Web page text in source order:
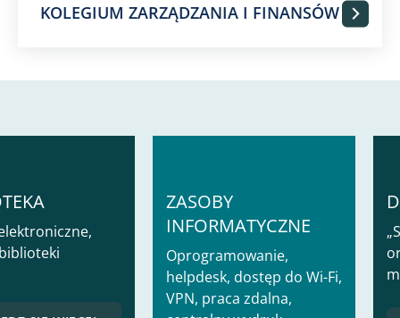
KOLEGIUM ZARZĄDZANIA I FINANSÓW
ZASOBY
INFORMATYCZNE
Oprogramowanie,
helpdesk, dostęp do Wi-Fi,
VPN, praca zdalna,